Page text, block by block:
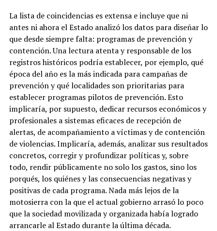
La lista de coincidencias es extensa e incluye que ni
antes ni ahora el Estado analizó los datos para diseñar lo
que desde siempre falta: programas de prevención y
contención. Una lectura atenta y responsable de los
registros históricos podría establecer, por ejemplo, qué
época del año es la más indicada para campañas de
prevención y qué localidades son prioritarias para
establecer programas pilotos de prevención. Esto
implicaría, por supuesto, dedicar recursos económicos y
profesionales a sistemas eficaces de recepción de
alertas, de acompañamiento a víctimas y de contención
de violencias. Implicaría, además, analizar sus resultados
concretos, corregir y profundizar políticas y, sobre
todo, rendir públicamente no solo los gastos, sino los
porqués, los quiénes y las consecuencias negativas y
positivas de cada programa. Nada más lejos de la
motosierra con la que el actual gobierno arrasó lo poco
que la sociedad movilizada y organizada había logrado
arrancarle al Estado durante la última década.